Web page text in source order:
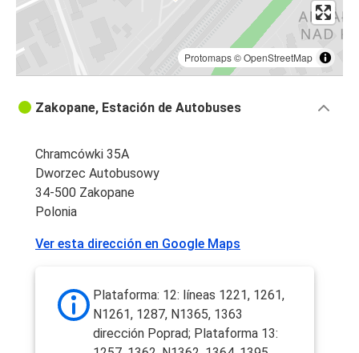
Protomaps©OpenStreetMap
Zakopane, Estación de Autobuses
Chramcówki 35A
Dworzec Autobusowy
34-500 Zakopane
Polonia
Ver esta dirección en Google Maps
Plataforma: 12: líneas 1221, 1261,
N1261, 1287, N1365, 1363
dirección Poprad; Plataforma 13: